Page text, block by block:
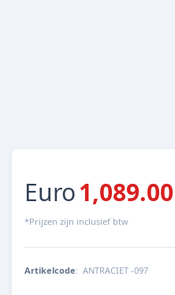
Euro1,089.00
*Prijzen zijn inclusief btw
Artikelcode: ANTRACIET -097